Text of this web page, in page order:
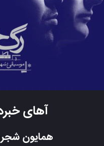
آهای
همایون